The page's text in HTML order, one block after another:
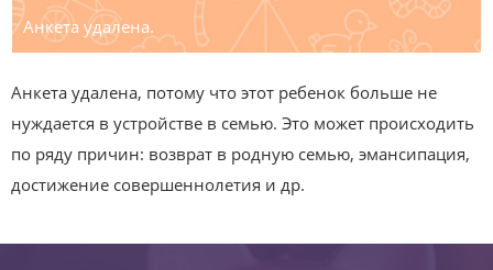
Анкета удалена.
Анкета удалена, потому что этот ребенок больше не
нуждается в устройстве в семью. Это может происходить
по ряду причин: возврат в родную семью, эмансипация,
достижение совершеннолетия и др.